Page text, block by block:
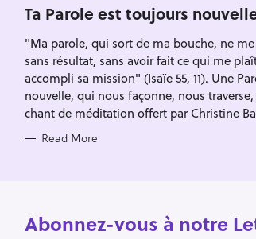
O
R
E
S
Ta Parole est toujours
"Ma parole, qui sort de ma bouche, ne
sans résultat, sans avoir fait ce qui me
accompli sa mission" (Isaïe 55, 11). Une
nouvelle, qui nous façonne, nous
chant de méditation offert par Christine
Read More
Abonnez-vous à notre
h
f
o
r
: